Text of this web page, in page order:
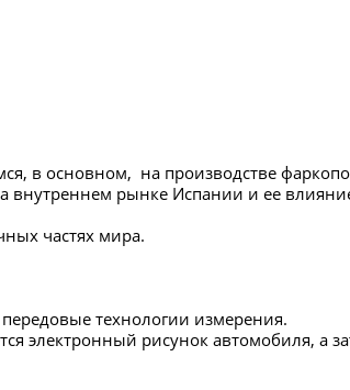
в основном, на производстве
рынке Испании и ее
частях мира.
технологии измерения.
электронный рисунок автомобиля, а